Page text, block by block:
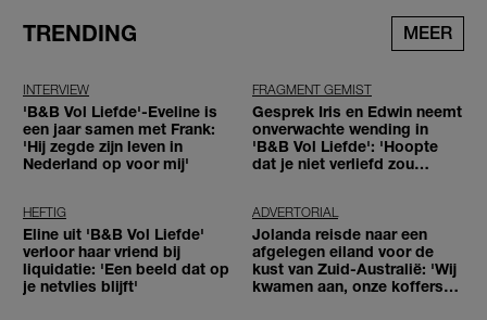
TRENDING MEER
INTERVIEW
'B&B Vol Liefde'-Eveline is
een jaar samen met Frank:
'Hij zegde zijn leven in
Nederland op voor mij'
FRAGMENT GEMIST
Gesprek Iris en Edwin neemt
onverwachte wending in
'B&B Vol Liefde': 'Hoopte
dat je niet verliefd zou
HEFTIG
Eline uit 'B&B Vol Liefde'
verloor haar vriend bij
liquidatie: 'Een beeld dat op
je netvlies blijft'
ADVERTORIAL
Jolanda reisde naar een
afgelegen eiland voor de
kust van Zuid-Australië: 'Wij
kwamen aan, onze koffers